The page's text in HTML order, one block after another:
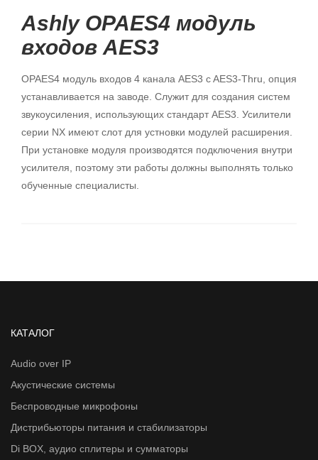
Ashly OPAES4 модуль
входов AES3
OPAES4 модуль входов 4 канала AES3 c AES3-Thru, опция
устанавливается на заводе. Служит для создания систем
звукоусиления, использующих стандарт AES3. Усилители
серии NX имеют слот для устновки модулей расширения.
При установке модуля производятся подключения внутри
усилителя, поэтому эти работы должны выполнять только
обученные специалисты.
КАТАЛОГ
Audio over IP
Акустические системы
Беспроводные микрофоны
Дистрибьюторы питания и стабилизаторы
Di BOX, аудио сплитеры и сумматоры